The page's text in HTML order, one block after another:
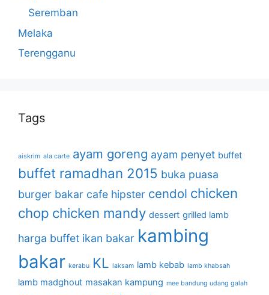
Seremban
Melaka
Terengganu
Tags
aiskrim ala carte ayam goreng ayam penyet buffet
buffet ramadhan 2015 buka puasa
burger bakar cafe hipster cendol chicken
chop chicken mandy dessert grilled lamb
harga buffet ikan bakar kambing
bakar kerabu KL laksam lamb kebab lamb khabsah
lamb madghout masakan kampung mee bandung udang galah